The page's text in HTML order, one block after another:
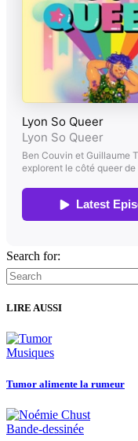
Search for:
LIRE AUSSI
Musiques
Tumor alimente la rumeur
Bande-dessinée